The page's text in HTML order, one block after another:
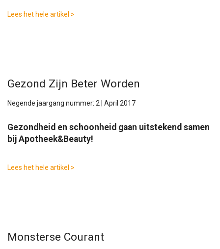
Lees het hele artikel >
Gezond Zijn Beter Worden
Negende jaargang nummer: 2 | April 2017
Gezondheid en schoonheid gaan uitstekend samen
bij Apotheek&Beauty!
Lees het hele artikel >
Monsterse Courant